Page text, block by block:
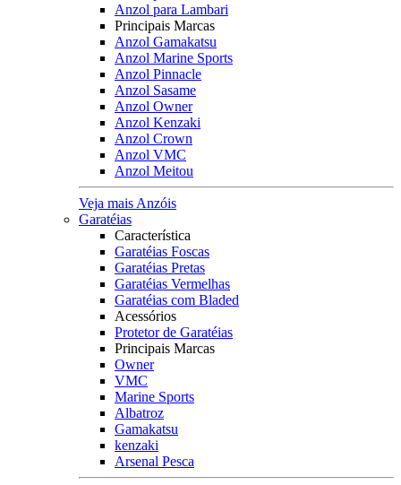
Anzol para Lambari
Principais Marcas
Anzol Gamakatsu
Anzol Marine Sports
Anzol Pinnacle
Anzol Sasame
Anzol Owner
Anzol Kenzaki
Anzol Crown
Anzol VMC
Anzol Meitou
Veja mais Anzóis
Garatéias
Característica
Garatéias Foscas
Garatéias Pretas
Garatéias Vermelhas
Garatéias com Bladed
Acessórios
Protetor de Garatéias
Principais Marcas
Owner
VMC
Marine Sports
Albatroz
Gamakatsu
kenzaki
Arsenal Pesca